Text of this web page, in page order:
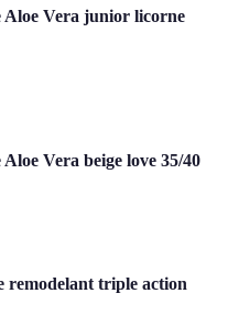
Aloe Vera junior licorne
Vera beige love 35/40
remodelant triple action